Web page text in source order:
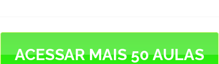
ACESSAR MAIS 50 AULAS